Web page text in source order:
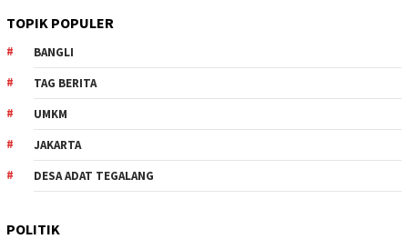
TOPIK POPULER
BANGLI
TAG BERITA
UMKM
JAKARTA
DESA ADAT TEGALANG
POLITIK